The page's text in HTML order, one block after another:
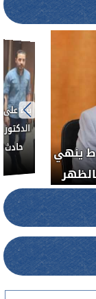
مستشفى جامعة
معاناة طفل